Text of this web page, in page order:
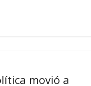
movió a